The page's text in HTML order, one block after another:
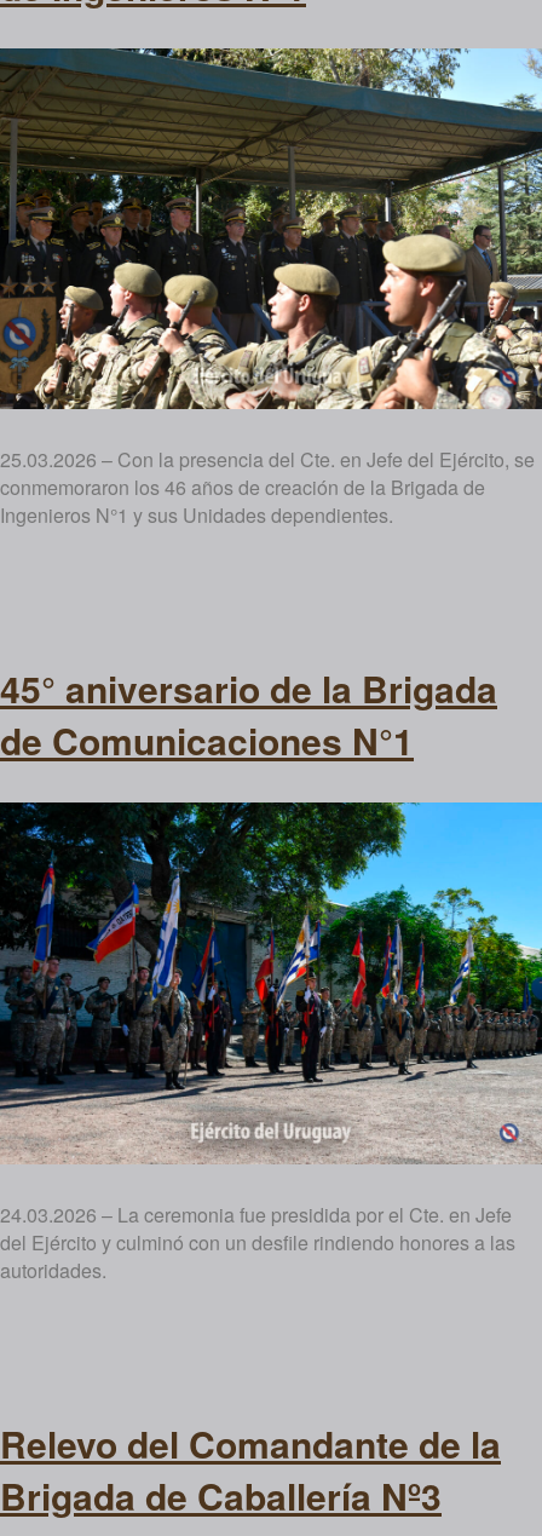
25.03.2026 – Con la presencia del Cte. en Jefe del Ejército, se
conmemoraron los 46 años de creación de la Brigada de
Ingenieros N°1 y sus Unidades dependientes.
45° aniversario de la Brigada
de Comunicaciones N°1
24.03.2026 – La ceremonia fue presidida por el Cte. en Jefe
del Ejército y culminó con un desfile rindiendo honores a las
autoridades.
Relevo del Comandante de la
Brigada de Caballería Nº3